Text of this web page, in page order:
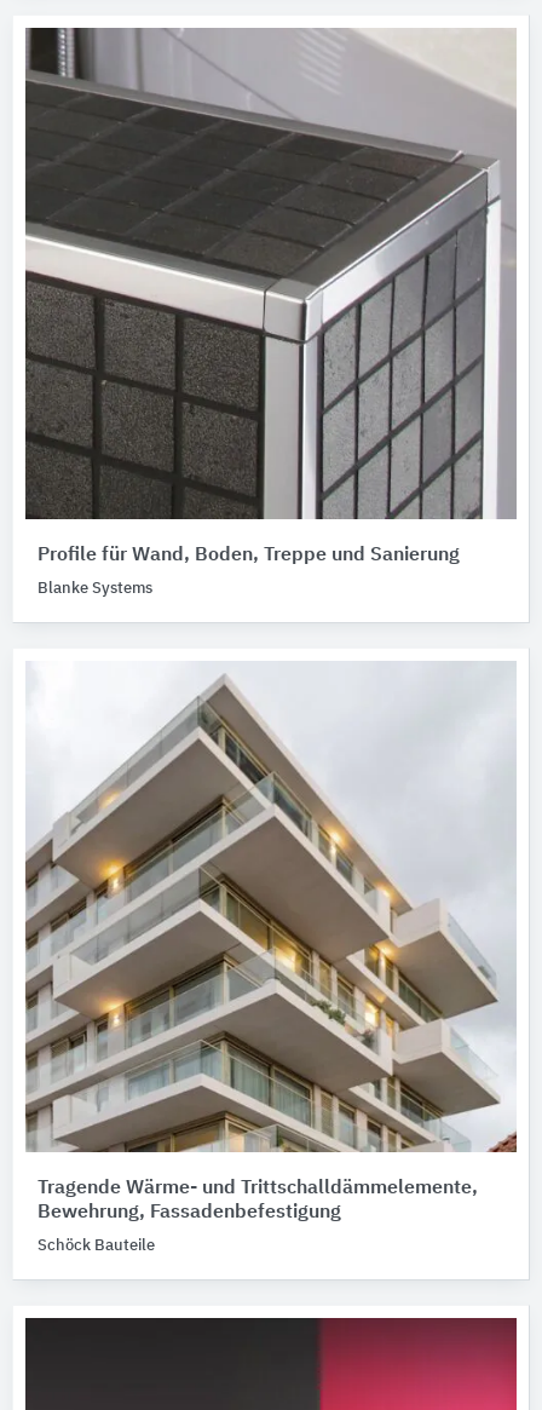
Profile für Wand, Boden, Treppe und Sanierung
Blanke Systems
Tragende Wärme- und Trittschalldämmelemente,
Bewehrung, Fassadenbefestigung
Schöck Bauteile